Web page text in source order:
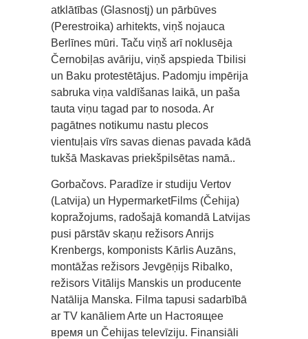
atklātības (Glasnostj) un pārbūves
(Perestroika) arhitekts, viņš nojauca
Berlīnes mūri. Taču viņš arī noklusēja
Černobiļas avāriju, viņš apspieda Tbilisi
un Baku protestētājus. Padomju impērija
sabruka viņa valdīšanas laikā, un paša
tauta viņu tagad par to nosoda. Ar
pagātnes notikumu nastu plecos
vientuļais vīrs savas dienas pavada kādā
tukšā Maskavas priekšpilsētas namā..
Gorbačovs. Paradīze ir studiju Vertov
(Latvija) un HypermarketFilms (Čehija)
kopražojums, radošajā komandā Latvijas
pusi pārstāv skaņu režisors Anrijs
Krenbergs, komponists Kārlis Auzāns,
montāžas režisors Jevgēņijs Ribalko,
režisors Vitālijs Manskis un producente
Natālija Manska. Filma tapusi sadarbībā
ar TV kanāliem Arte un Настоящее
время un Čehijas televīziju. Finansiāli